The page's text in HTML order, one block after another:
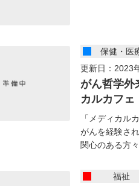
保健・医
更新日：2023
がん哲学
カルカフェ
「メディカル
がんを経験さ
関心のある方
福祉